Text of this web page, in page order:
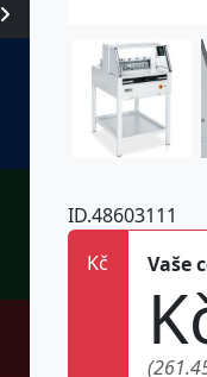
ID.48603111
Kč
Vaše